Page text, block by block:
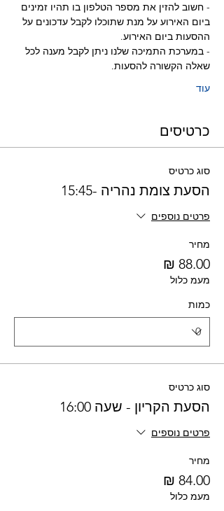
- חשוב להזין את מספר הטלפון בו תהיו זמינים
ביום האירוע על מנת שתוכלו לקבל עדכונים על
ההסעות ביום האירוע.
- במערכת התמיכה שלנו ניתן לקבל מענה לכל
שאלה הקשורה להסעות.
עוד
כרטיסים
סוג כרטיס
הסעת צומת נהריה -15:45
פרטים נוספים
מחיר
מעמ כלול
כמות
סוג כרטיס
הסעת הקריון - שעה 16:00
פרטים נוספים
מחיר
מעמ כלול